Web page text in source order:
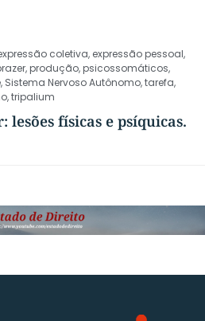
coletiva, expressão pessoal,
,produção,psicossomáticos,
, Sistema Nervoso Autônomo,tarefa,
,tripalium
lesões físicas e psíquicas.